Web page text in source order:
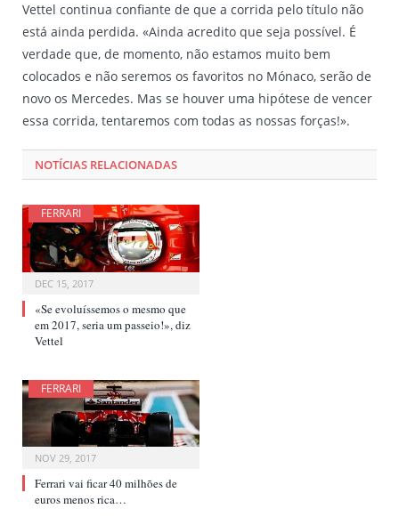
Vettel continua confiante de que a corrida pelo título não
está ainda perdida. «Ainda acredito que seja possível. É
verdade que, de momento, não estamos muito bem
colocados e não seremos os favoritos no Mónaco, serão de
novo os Mercedes. Mas se houver uma hipótese de vencer
essa corrida, tentaremos com todas as nossas forças!».
NOTÍCIAS RELACIONADAS
FERRARI
DEC 15, 2017
«Se evoluíssemos o mesmo que
em 2017, seria um passeio!», diz
Vettel
FERRARI
NOV 29, 2017
Ferrari vai ficar 40 milhões de
euros menos rica…